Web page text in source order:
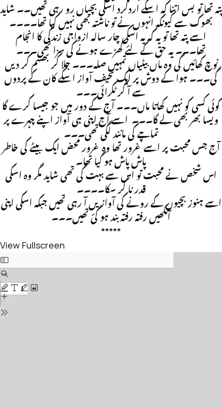
پتہ تھا تو بس اتنا کہ اسکے اردگرد اسکی بچیاں رو رہی تھیں۔۔ شاید
بھوک سے کیونکہ انہوں نے تو ناشتہ بھی نہیں کیا تھا۔۔۔۔
اسے پتہ تھا تو یہ کہ یہ اسکی چار سالہ ازواجی زندگی کا انجام
تھا۔۔۔ یہ حق کے لئے کھڑے ہونے کی سزا تھی۔۔۔
نوچ کھائیں گی وہ ماں بیٹیاں تمہیں صلہ۔۔۔ جلا کر بھسم کر دیں
گی۔۔۔ ہوا کے دوش پر ایک نحیف آواز اسکے کان کے پردوں
سے آ کر ٹکرائی۔۔۔
کوئی کسی کو نہیں کھاتا ماں۔۔۔ آج کے دور میں جو جیسا کرے گا
ویسا بھر بھی لے گا۔۔۔ اسے آج اپنی ہی آواز اپنے چہرے پر
تماچے کی مانند لگی تھی۔۔۔
آج جس محبت پر اسے غرور تھا وہ غرور محض ایک بیٹے کی خاطر
پاش پاش ہو گیا تھا۔
اس شخص نے محبت تو اس سے بہت کی تھی شاید مگر وہ اسکی
قدر نا کر سکا۔۔۔۔
اسے ہنوز بچیوں کے رونے کی آوازیں آ رہی تھیں جبکہ اسکی اپنی
آنکھیں رفتہ رفتہ بند ہو گئ تھیں۔۔۔
*****
View Fullscreen